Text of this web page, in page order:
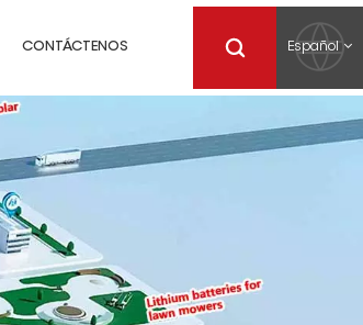
CONTÁCTENOS Español